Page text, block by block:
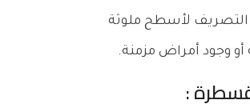
لأسطح ملوثة
وجود أمراض مزمنة.
: